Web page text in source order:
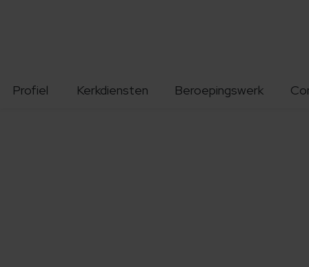
Profiel Kerkdiensten Beroepingswerk